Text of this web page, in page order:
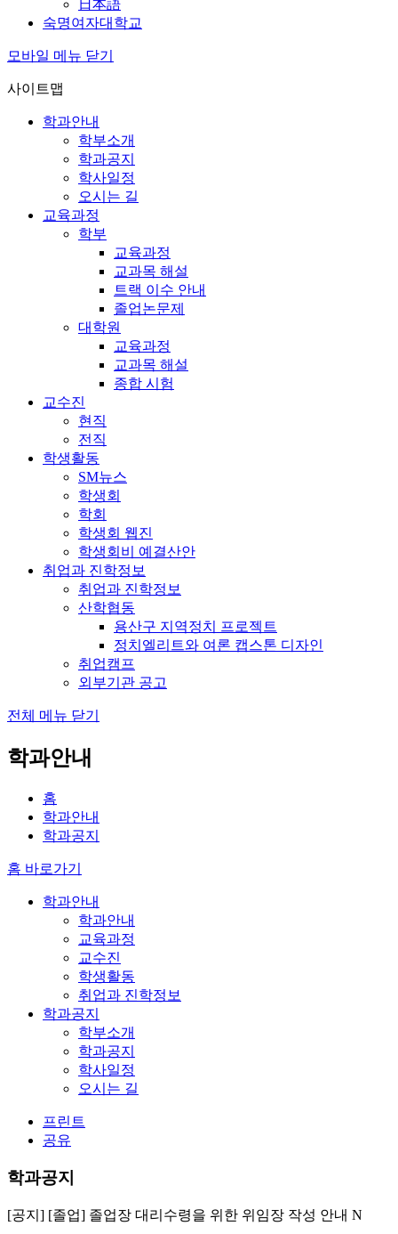
日本語
숙명여자대학교
모바일 메뉴 닫기
사이트맵
학과안내
학부소개
학과공지
학사일정
오시는 길
교육과정
학부
교육과정
교과목 해설
트랙 이수 안내
졸업논문제
대학원
교육과정
교과목 해설
종합 시험
교수진
현직
전직
학생활동
SM뉴스
학생회
학회
학생회 웹진
학생회비 예결산안
취업과 진학정보
취업과 진학정보
산학협동
용산구 지역정치 프로젝트
정치엘리트와 여론 캡스톤 디자인
취업캠프
외부기관 공고
전체 메뉴 닫기
학과안내
홈
학과안내
학과공지
홈 바로가기
학과안내
학과안내
교육과정
교수진
학생활동
취업과 진학정보
학과공지
학부소개
학과공지
학사일정
오시는 길
프린트
공유
학과공지
[공지] [졸업] 졸업장 대리수령을 위한 위임장 작성 안내 N